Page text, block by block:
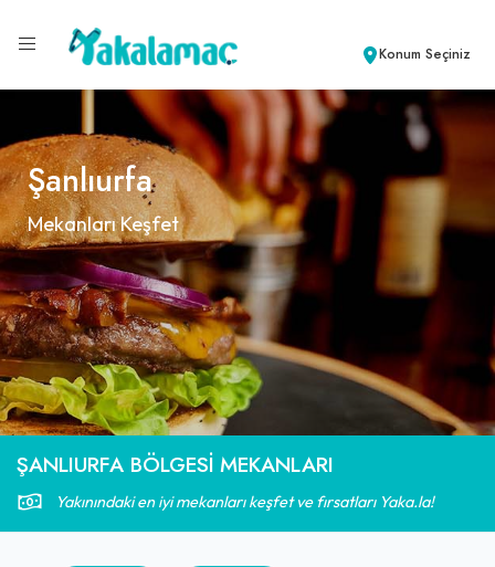
Konum Seçiniz
Şanlıurfa
Mekanları Keşfet
ŞANLIURFA BÖLGESI MEKANLARI
Yakınındaki en iyi mekanları keşfet ve fırsatları Yaka.la!